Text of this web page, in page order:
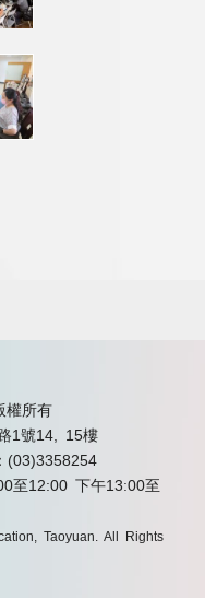
權所有
1號14, 15樓
(03)3358254
至12:00 下午13:00至
Taoyuan. All Rights